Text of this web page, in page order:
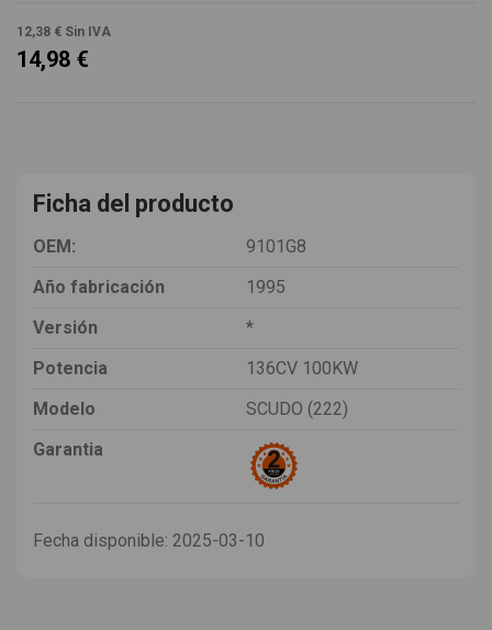
12,38 € Sin IVA
14,98 €
Ficha del producto
OEM:
9101G8
Año fabricación
1995
Versión
*
Potencia
136CV 100KW
Modelo
SCUDO (222)
Garantia
Fecha disponible: 2025-03-10